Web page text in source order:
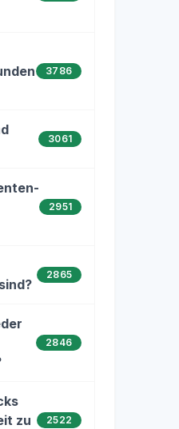
3786
3061
2951
2865
2846
zu
2522